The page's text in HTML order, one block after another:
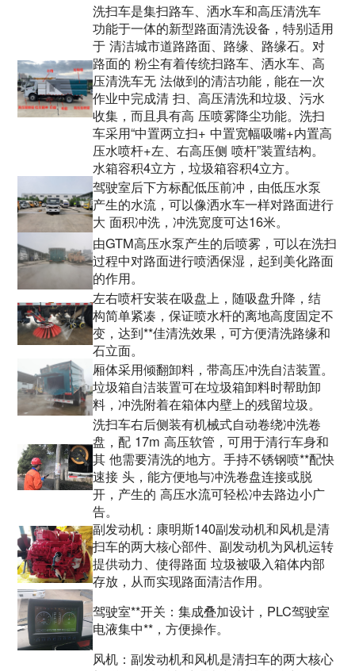
洗扫车是集扫路车、洒水车和高压清洗车
功能于一体的新型路面清洗设备，特别适用
于 清洁城市道路路面、路缘、路缘石。对
路面的 粉尘有着传统扫路车、洒水车、高
压清洗车无 法做到的清洁功能，能在一次
作业中完成清 扫、高压清洗和垃圾、污水
收集，而且具有高 压喷雾降尘功能。洗扫
车采用“中置两立扫+ 中置宽幅吸嘴+内置高
压水喷杆+左、右高压侧 喷杆”装置结构。
水箱容积4立方，垃圾箱容积4立方。
驾驶室后下方标配低压前冲，由低压水泵
产生的水流，可以像洒水车一样对路面进行
大 面积冲洗，冲洗宽度可达16米。
由GTM高压水泵产生的后喷雾，可以在洗扫
过程中对路面进行喷洒保湿，起到美化路面
的作用。
左右喷杆安装在吸盘上，随吸盘升降，结
构简单紧凑，保证喷水杆的离地高度固定不
变，达到**佳清洗效果，可方便清洗路缘和
石立面。
厢体采用倾翻卸料，带高压冲洗自洁装置。
垃圾箱自洁装置可在垃圾箱卸料时帮助卸
料，冲洗附着在箱体内壁上的残留垃圾。
洗扫车右后侧装有机械式自动卷绕冲洗卷
盘，配 17m 高压软管，可用于清行车身和
其 他需要清洗的地方。手持不锈钢喷**配快
速接 头，能方便地与冲洗卷盘连接或脱
开，产生的 高压水流可轻松冲去路边小广
告。
副发动机：康明斯140副发动机和风机是清
扫车的两大核心部件、副发动机为风机运转
提供动力、使得路面 垃圾被吸入箱体内部
存放，从而实现路面清洁作用。
驾驶室**开关：集成叠加设计，PLC驾驶室
电液集中**，方便操作。
风机：副发动机和风机是清扫车的两大核心